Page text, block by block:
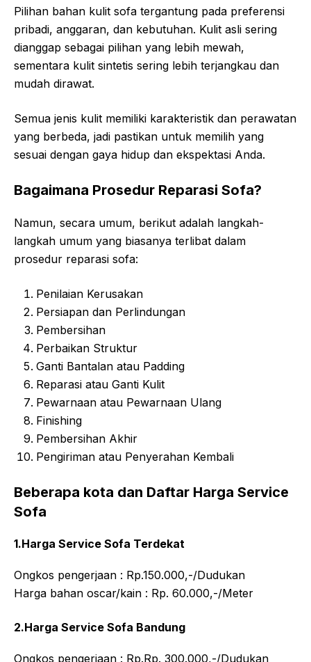
Pilihan bahan kulit sofa tergantung pada preferensi
pribadi, anggaran, dan kebutuhan. Kulit asli sering
dianggap sebagai pilihan yang lebih mewah,
sementara kulit sintetis sering lebih terjangkau dan
mudah dirawat.
Semua jenis kulit memiliki karakteristik dan perawatan
yang berbeda, jadi pastikan untuk memilih yang
sesuai dengan gaya hidup dan ekspektasi Anda.
Bagaimana Prosedur Reparasi Sofa?
Namun, secara umum, berikut adalah langkah-
langkah umum yang biasanya terlibat dalam
prosedur reparasi sofa:
Penilaian Kerusakan
Persiapan dan Perlindungan
Pembersihan
Perbaikan Struktur
Ganti Bantalan atau Padding
Reparasi atau Ganti Kulit
Pewarnaan atau Pewarnaan Ulang
Finishing
Pembersihan Akhir
Pengiriman atau Penyerahan Kembali
Beberapa kota dan Daftar Harga Service
Sofa
1.Harga Service Sofa Terdekat
Ongkos pengerjaan : Rp.150.000,-/Dudukan
Harga bahan oscar/kain : Rp. 60.000,-/Meter
2.Harga Service Sofa Bandung
Ongkos pengerjaan : Rp.Rp. 300.000,-/Dudukan